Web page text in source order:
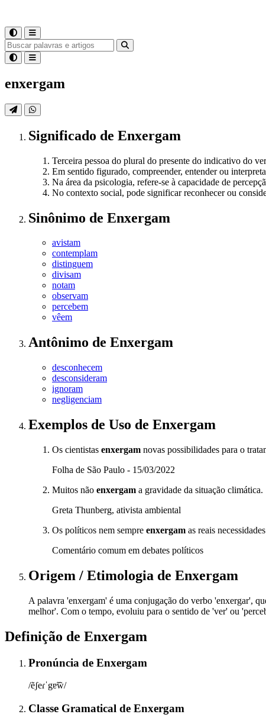
enxergam
Significado de Enxergam
Terceira pessoa do plural do presente do indicativo do
Em sentido figurado, compreender, entender ou
Na área da psicologia, refere-se à capacidade de
No contexto social, pode significar reconhecer ou
Sinônimo de Enxergam
avistam
contemplam
distinguem
divisam
notam
observam
percebem
vêem
Antônimo de Enxergam
desconhecem
desconsideram
ignoram
negligenciam
Exemplos de Uso de Enxergam
Os cientistas enxergam novas possibilidades para o
Folha de São Paulo - 15/03/2022
Muitos não enxergam a gravidade da situação climática.
Greta Thunberg, ativista ambiental
Os políticos nem sempre enxergam as reais
Comentário comum em debates políticos
Origem / Etimologia de Enxergam
A palavra 'enxergam' é uma conjugação do verbo 'enxergar',
melhor'. Com o tempo, evoluiu para o sentido de 'ver' ou
Definição de Enxergam
Pronúncia de Enxergam
/ẽʃeɾˈgɐ̃w̃/
Classe Gramatical de Enxergam